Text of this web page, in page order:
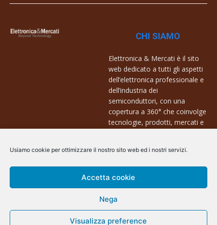
Usiamo cookie per ottimizzare il nostro sito web ed i nostri servizi.
Accetta cookie
Nega
Visualizza preference
CHI SIAMO
Elettronica & Mercati è il sito
web dedicato a tutti gli aspetti
dell’elettronica professionale e
dell’industria dei
semiconduttori, con una
copertura a 360° che coinvolge
tecnologie, prodotti, mercati e
Contatti:
info@arscommunication.it
@ArsCommunication 2023